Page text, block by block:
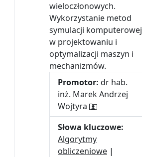
wieloczłonowych.
Wykorzystanie metod
symulacji komputerowej
w projektowaniu i
optymalizacji maszyn i
mechanizmów.
Promotor: dr hab.
inż. Marek Andrzej
Wojtyra
Słowa kluczowe:
Algorytmy
obliczeniowe |